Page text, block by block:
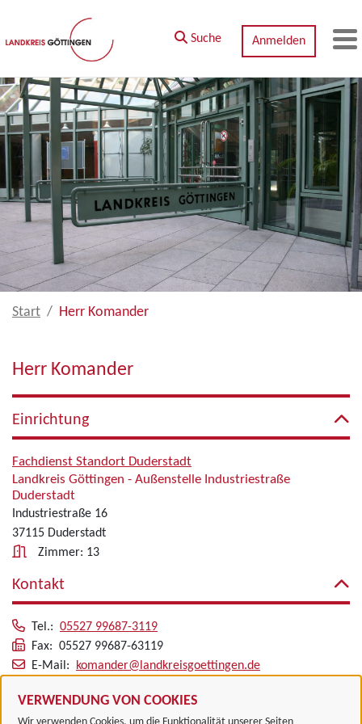
Zum Hauptinhalt springen
VERWENDUNG VON COOKIES
Suche Anmelden
Start Herr Komander
Herr Komander
Einrichtung
Fachdienst Standort Duderstadt
Landkreis Göttingen - Außenstelle Industriestraße
Duderstadt
Industriestraße 16
37115 Duderstadt
Zimmer: 13
Kontakt
Tel.: 05527 99687-3119
Fax: 05527 99687-63119
E-Mail:
komander@landkreisgoettingen.de
Alle zugeordneten Einrichtungen